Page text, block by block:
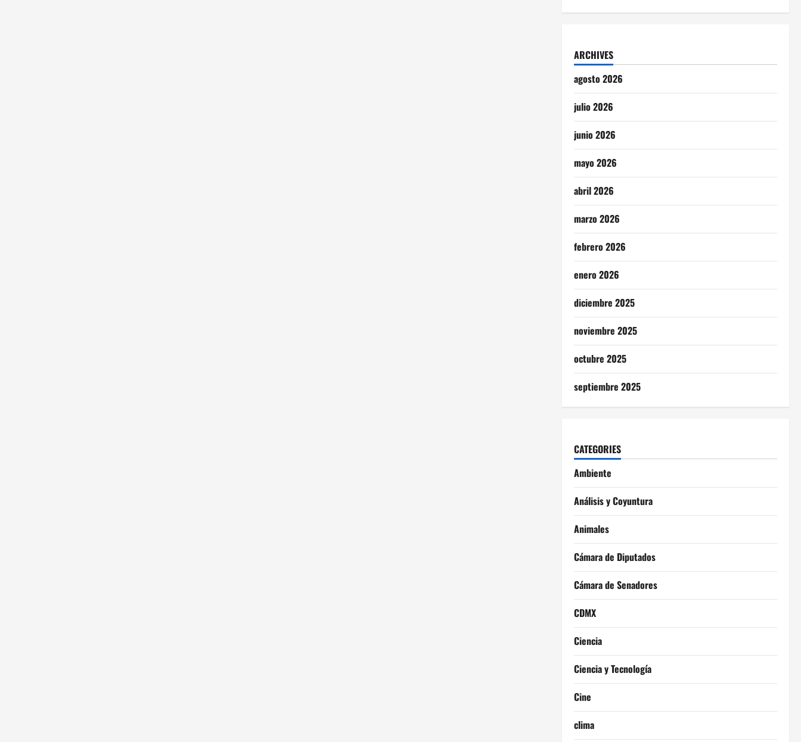
ARCHIVES
agosto 2026
julio 2026
junio 2026
mayo 2026
abril 2026
marzo 2026
febrero 2026
enero 2026
diciembre 2025
noviembre 2025
octubre 2025
septiembre 2025
CATEGORIES
Ambiente
Análisis y Coyuntura
Animales
Cámara de Diputados
Cámara de Senadores
CDMX
Ciencia
Ciencia y Tecnología
Cine
clima